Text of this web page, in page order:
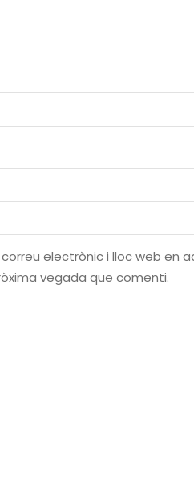
electrònic i lloc web en
vegada que comenti.